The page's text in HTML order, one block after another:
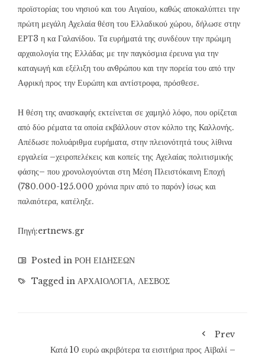
προϊστορίας του νησιού και του Αιγαίου, καθώς αποκαλύπτει την
πρώτη μεγάλη Αχελαία θέση του Ελλαδικού χώρου, δήλωσε στην
ΕΡΤ3 η κα Γαλανίδου. Τα ευρήματά της συνδέουν την πρώιμη
αρχαιολογία της Ελλάδας με την παγκόσμια έρευνα για την
καταγωγή και εξέλιξη του ανθρώπου και την πορεία του από την
Αφρική προς την Ευρώπη και αντίστροφα, πρόσθεσε.
Η θέση της ανασκαφής εκτείνεται σε χαμηλό λόφο, που ορίζεται
από δύο ρέματα τα οποία εκβάλλουν στον κόλπο της Καλλονής.
Απέδωσε πολυάριθμα ευρήματα, στην πλειονότητά τους λίθινα
εργαλεία –χειροπελέκεις και κοπείς της Αχελαίας πολιτισμικής
φάσης– που χρονολογούνται στη Μέση Πλειστόκαινη Εποχή
(780.000-125.000 χρόνια πριν από το παρόν) ίσως και
παλαιότερα, κατέληξε.
Πηγή:ertnews.gr
Posted in ΡΟΗ ΕΙΔΗΣΕΩΝ
Tagged in ΑΡΧΑΙΟΛΟΓΙΑ, ΛΕΣΒΟΣ
Prev
Κατά 10 ευρώ ακριβότερα τα εισιτήρια προς Αϊβαλί –